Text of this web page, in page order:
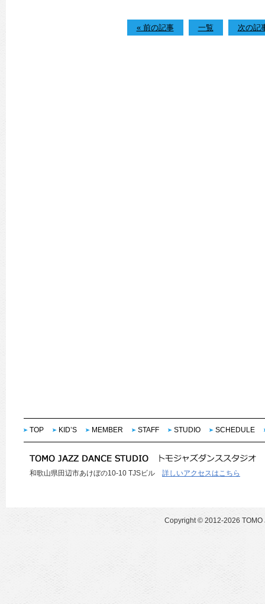
« 前の記事 一覧 次の記
TOP KID’S MEMBER STAFF STUDIO SCHEDULE
和歌山県田辺市あけぼの10-10 TJSビル 詳しいアクセスはこちら
Copyright © 2012-2026 TOMO